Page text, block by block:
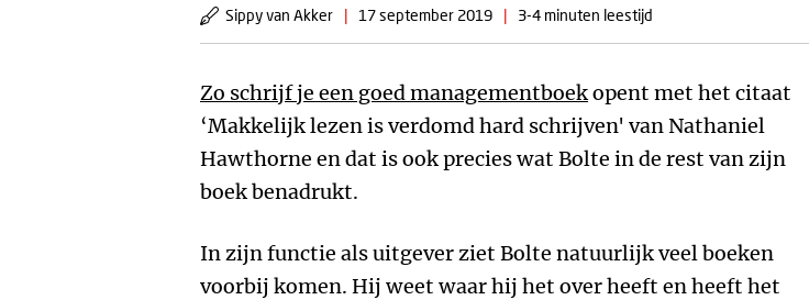
Sippy van Akker | 17 september 2019 | 3-4 minuten leestijd
Zo schrijf je een goed managementboekopent met het citaat
‘Makkelijk lezen is verdomd hard schrijven' van Nathaniel
Hawthorne en dat is ook precies wat Bolte in de rest van zijn
boek benadrukt.
In zijn functie als uitgever ziet Bolte natuurlijk veel boeken
voorbij komen. Hij weet waar hij het over heeft en heeft het